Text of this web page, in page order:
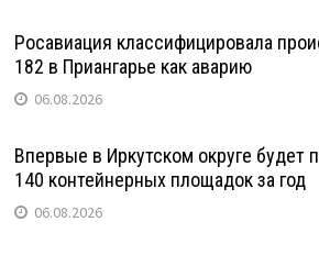
Росавиация классифицировала
182 в Приангарье как аварию
06.08.2026
Впервые в Иркутском округе будет
140 контейнерных площадок за год
06.08.2026